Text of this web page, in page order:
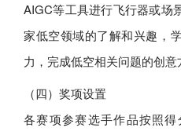
AIGC等工具进行飞行器或场
家低空领域的了解和兴趣，
力，完成低空相关问题的创意
（四）奖项设置
各赛项参赛选手作品按照